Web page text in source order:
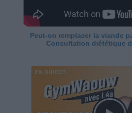
Peut-on remplacer la viande
Consultation diététique